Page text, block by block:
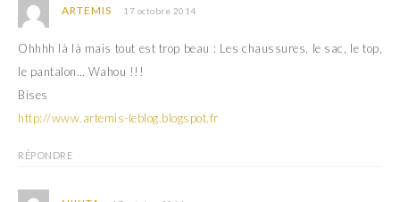
ARTEMIS 17 octobre 2014
Ohhhh là là mais tout est trop beau : Les chaussures, le sac, le top,
le pantalon… Wahou !!!
Bises
http://www.artemis-leblog.blogspot.fr
RÉPONDRE